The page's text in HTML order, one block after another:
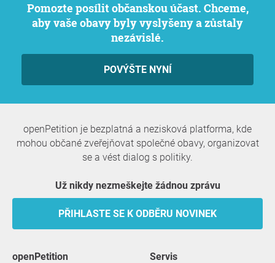
Pomozte posílit občanskou účast. Chceme,
aby vaše obavy byly vyslyšeny a zůstaly
nezávislé.
POVÝŠTE NYNÍ
openPetition je bezplatná a nezisková platforma, kde
mohou občané zveřejňovat společné obavy, organizovat
se a vést dialog s politiky.
Už nikdy nezmeškejte žádnou zprávu
PŘIHLASTE SE K ODBĚRU NOVINEK
openPetition
servis